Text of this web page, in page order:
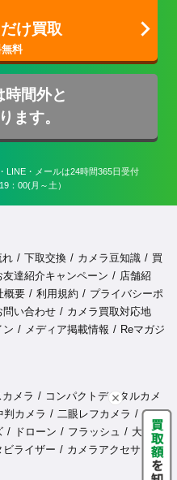
け買取
時間外と
ます。
LINE・メールは24時間365日受付
：00(月～土）
れ 下取交換 カメラ豆知識
買
友達紹介キャンペーン
店舗紹
概要 利用規約
プライバシーポ
問い合わせ
カメラ買取対応地
ン メディア掲載情報
Reマガジ
メラ
コンパクトデジタルカメ
判カメラ 二眼レフカメラ
シネ
ドローン フラッシュ
大型ス
ビライザー カメラアクセサリ